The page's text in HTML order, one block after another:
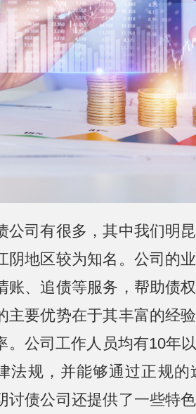
公司有很多，其中我们明
阴地区较为知名。公司的
账、追债等服务，帮助债
主要优势在于其丰富的经
。公司工作人员均有10年
法规，并能够通过正规
讨债公司还提供了一些特